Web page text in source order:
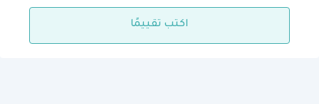
اكتب تقييمًا